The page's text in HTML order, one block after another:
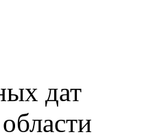
дат